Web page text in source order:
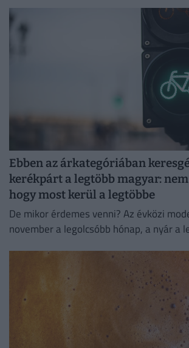
működését.
Ebben az árkategóriában
kerékpárt a legtöbb magyar:
hogy most kerül a legtöbbe
De mikor érdemes venni? Az évközi
november a legolcsóbb hónap, a nyár a